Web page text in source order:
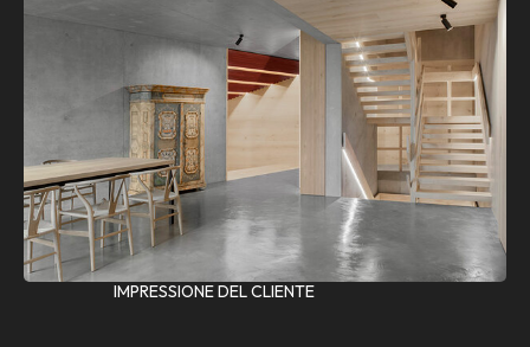
IMPRESSIONE DEL CLIENTE